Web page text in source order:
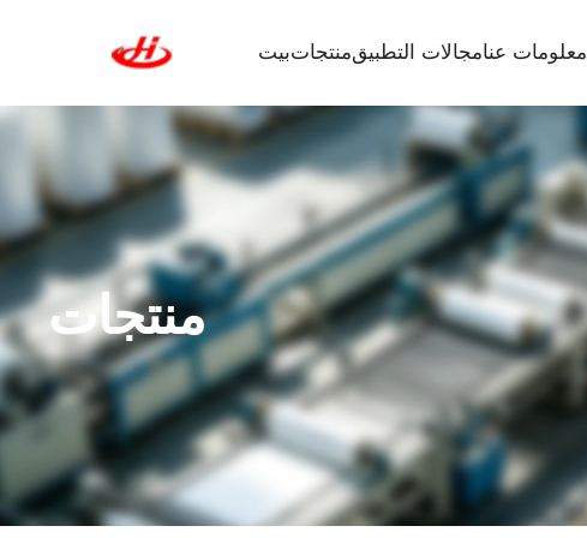
بيتمنتجاتمجالات التطبيقمعلومات عنا
منتجات